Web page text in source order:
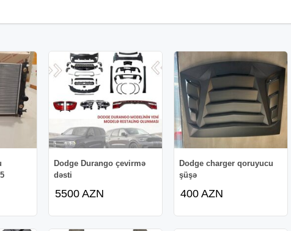
Dodge Durango çevirmə
dəsti
5500 AZN
Dodge charger qoruyucu
şüşə
400 AZN